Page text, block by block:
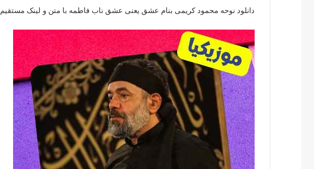
دانلود نوحه محمود کریمی بنام عشق یعنی عشق ناب فاطمه با متن و لینک مستقیم